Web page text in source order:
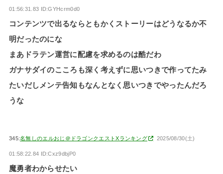
01:56:31.83 ID:GYHcrm0d0
コンテンツで出るならともかくストーリーはどうなるか不
明だったのにな
まあドラテン運営に配慮を求めるのは酷だわ
ガナサダイのこころも深く考えずに思いつきで作ってたみ
たいだしメンテ告知もなんとなく思いつきでやったんだろ
うな
345:名無しのエルおじ＠ドラゴンクエストXランキング 2025/08/30(土)
01:58:22.84 ID:Cxz9dbjP0
魔勇者わからせたい